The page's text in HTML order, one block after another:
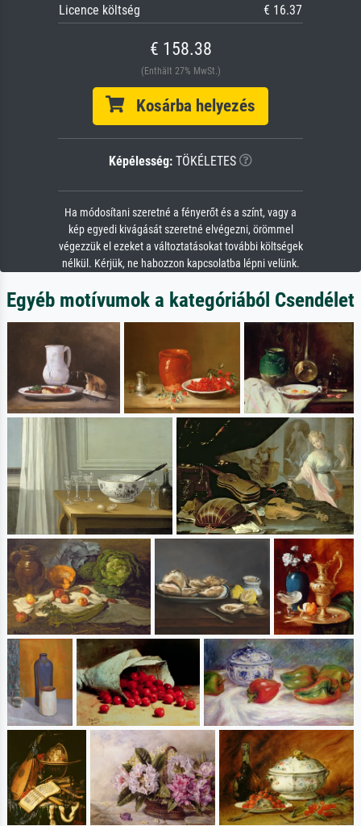
Licence költség
€ 16.37
€ 158.38
(Enthält 27% MwSt.)
Kosárba helyezés
Képélesség: TÖKÉLETES
Ha módosítani szeretné a fényerőt és a színt, vagy a
kép egyedi kivágását szeretné elvégezni, örömmel
végezzük el ezeket a változtatásokat további költségek
nélkül. Kérjük, ne habozzon kapcsolatba lépni velünk.
Egyéb motívumok a kategóriából Csendélet